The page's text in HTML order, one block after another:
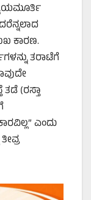
ಕಾರಣ.
ತರಾಟೆಗೆ
(ರಸ್ತಾ
ಎಂದು